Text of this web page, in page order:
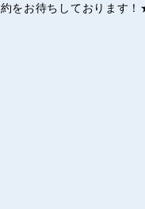
をお待ちしております